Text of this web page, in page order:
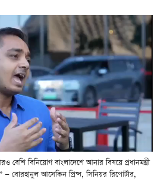
বিনিয়োগ বাংলাদেশে আনার বিষয়ে প্রধানমন্ত্রী
— বোরহানুল আসেকিন প্রিন্স, সিনিয়র রিপোর্টার,